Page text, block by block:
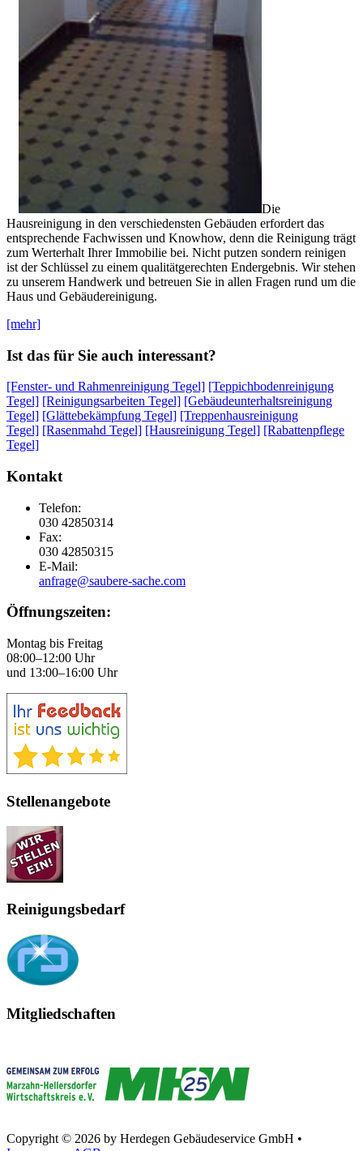
Die
Hausreinigung in den verschiedensten Gebäuden erfordert das
entsprechende Fachwissen und Knowhow, denn die Reinigung trägt
zum Werterhalt Ihrer Immobilie bei. Nicht putzen sondern reinigen
ist der Schlüssel zu einem qualitätgerechten Endergebnis. Wir stehen
zu unserem Handwerk und betreuen Sie in allen Fragen rund um die
Haus und Gebäudereinigung.
[mehr]
Ist das für Sie auch interessant?
[Fenster- und Rahmenreinigung Tegel] [Teppichbodenreinigung
Tegel] [Reinigungsarbeiten Tegel] [Gebäudeunterhaltsreinigung
Tegel] [Glättebekämpfung Tegel] [Treppenhausreinigung
Tegel] [Rasenmahd Tegel] [Hausreinigung Tegel] [Rabattenpflege
Tegel]
Kontakt
Telefon:
030 42850314
Fax:
030 42850315
E-Mail:
anfrage@saubere-sache.com
Öffnungszeiten:
Montag bis Freitag
08:00–12:00 Uhr
und 13:00–16:00 Uhr
Stellenangebote
Reinigungsbedarf
Mitgliedschaften
Copyright © 2026 by Herdegen Gebäudeservice GmbH •